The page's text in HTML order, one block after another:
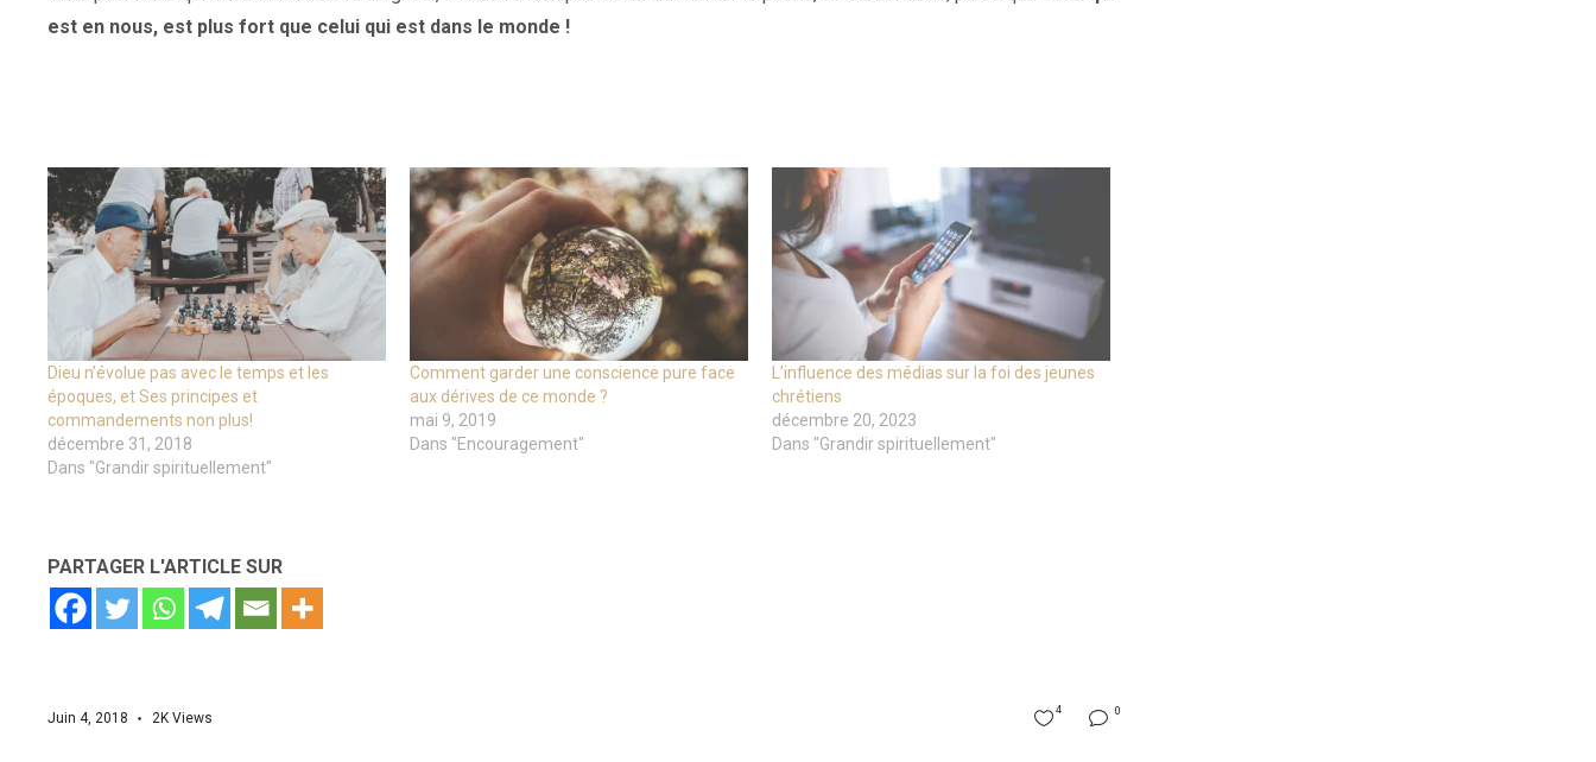
est en nous, est plus fort que celui qui est dans le monde !
Dieu n’évolue pas avec le temps et les
époques, et Ses principes et
commandements non plus!
décembre 31, 2018
Dans "Grandir spirituellement"
Comment garder une conscience pure face
aux dérives de ce monde ?
mai 9, 2019
Dans "Encouragement"
L’influence des médias sur la foi des jeunes
chrétiens
décembre 20, 2023
Dans "Grandir spirituellement"
PARTAGER L'ARTICLE SUR
Juin 4, 2018 2K Views 0
4